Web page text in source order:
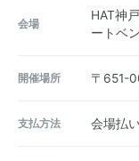
会場
HAT神
ートベ
開催場所 〒651-
支払方法 会場払